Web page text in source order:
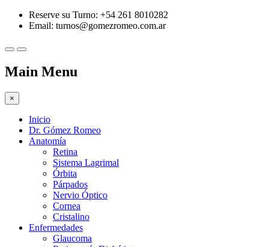
Reserve su Turno: +54 261 8010282
Email: turnos@gomezromeo.com.ar
Main Menu
×
Inicio
Dr. Gómez Romeo
Anatomía
Retina
Sistema Lagrimal
Órbita
Párpados
Nervio Óptico
Cornea
Cristalino
Enfermedades
Glaucoma